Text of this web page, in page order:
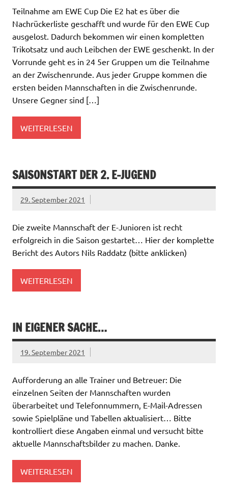
Teilnahme am EWE Cup Die E2 hat es über die
Nachrückerliste geschafft und wurde für den EWE Cup
ausgelost. Dadurch bekommen wir einen kompletten
Trikotsatz und auch Leibchen der EWE geschenkt. In der
Vorrunde geht es in 24 5er Gruppen um die Teilnahme
an der Zwischenrunde. Aus jeder Gruppe kommen die
ersten beiden Mannschaften in die Zwischenrunde.
Unsere Gegner sind […]
WEITERLESEN
SAISONSTART DER 2. E-JUGEND
29. September 2021
Die zweite Mannschaft der E-Junioren ist recht
erfolgreich in die Saison gestartet… Hier der komplette
Bericht des Autors Nils Raddatz (bitte anklicken)
WEITERLESEN
IN EIGENER SACHE…
19. September 2021
Aufforderung an alle Trainer und Betreuer: Die
einzelnen Seiten der Mannschaften wurden
überarbeitet und Telefonnummern, E-Mail-Adressen
sowie Spielpläne und Tabellen aktualisiert… Bitte
kontrolliert diese Angaben einmal und versucht bitte
aktuelle Mannschaftsbilder zu machen. Danke.
WEITERLESEN